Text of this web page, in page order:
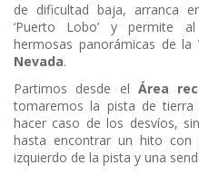
de dificultad baja, arranca
‘Puerto Lobo’ y permite
hermosas panorámicas de la
Nevada.
Partimos desde el Área
tomaremos la pista de tierra
hacer caso de los desvíos,
hasta encontrar un hito con
izquierdo de la pista y una